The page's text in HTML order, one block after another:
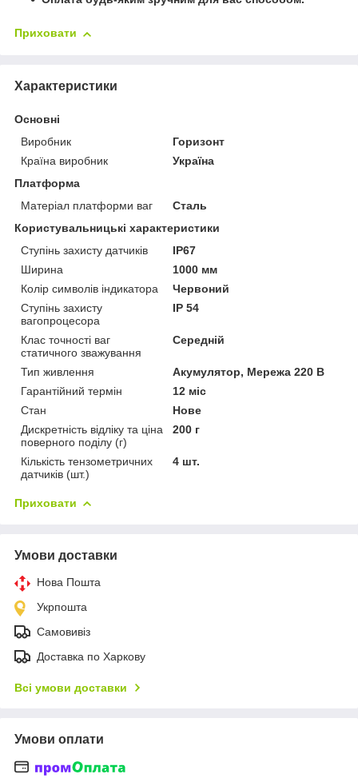
Приховати
Характеристики
Основні
Виробник
Горизонт
Країна виробник
Україна
Платформа
Матеріал платформи ваг
Сталь
Користувальницькі характеристики
Ступінь захисту датчиків
IP67
Ширина
1000 мм
Колір символів індикатора
Червоний
Ступінь захисту
вагопроцесора
IP 54
Клас точності ваг
статичного зважування
Середній
Тип живлення
Акумулятор, Мережа 220 В
Гарантійний термін
12 міс
Стан
Нове
Дискретність відліку та ціна
поверного поділу (г)
200 г
Кількість тензометричних
датчиків (шт.)
4 шт.
Приховати
Умови доставки
Нова Пошта
Укрпошта
Самовивіз
Доставка по Харкову
Всі умови доставки
Умови оплати